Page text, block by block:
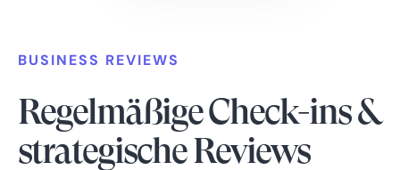
BUSINESS REVIEWS
Regelmäßige Check-ins &
strategische Reviews